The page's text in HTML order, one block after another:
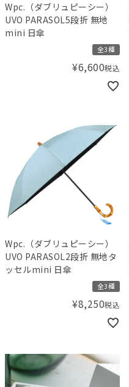
Wpc.（ダブリュピーシー）
UVO PARASOL5段折 無地
mini 日傘
全3種
¥6,600税込
Wpc.（ダブリュピーシー）
UVO PARASOL2段折 無地タ
ッセルmini 日傘
全3種
¥8,250税込